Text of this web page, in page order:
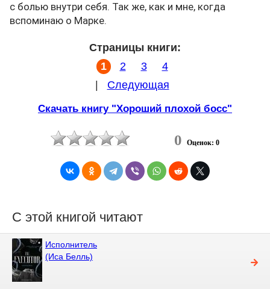
с болью внутри себя. Так же, как и мне, когда
вспоминаю о Марке.
Страницы книги:
1
2 3
4
Следующая
Скачать книгу "Хороший плохой босс"
0 Оценок: 0
С этой книгой читают
Исполнитель
(Иса Белль)